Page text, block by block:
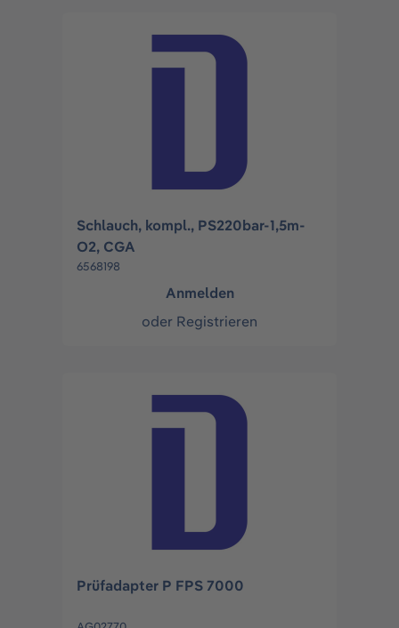
Schlauch, kompl., PS220bar-1,5m-
O2, CGA
6568198
Anmelden
oder Registrieren
Prüfadapter P FPS 7000